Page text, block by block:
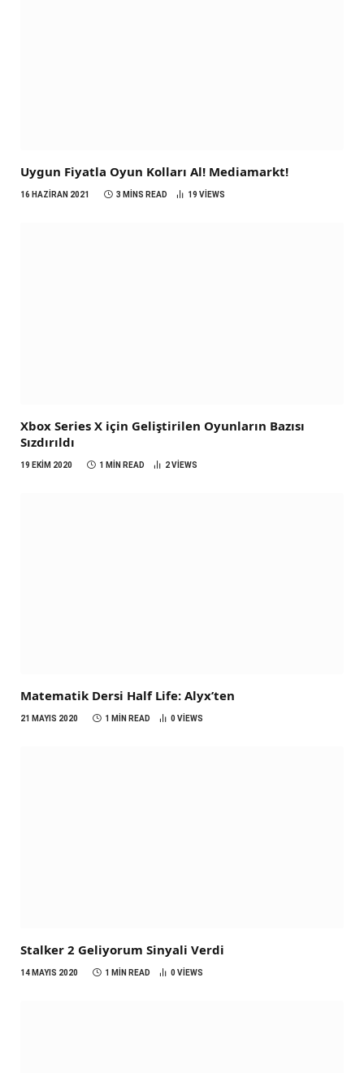
Uygun Fiyatla Oyun Kolları Al! Mediamarkt!
16 HAZIRAN 2021 3 MINS READ 19 VIEWS
Xbox Series X için Geliştirilen Oyunların Bazısı
Sızdırıldı
19 EKIM 2020 1 MIN READ 2VIEWS
Matematik Dersi Half Life: Alyx’ten
21 MAYIS 2020 1 MIN READ 0 VIEWS
Stalker 2 Geliyorum Sinyali Verdi
14 MAYIS 2020 1 MIN READ 0 VIEWS